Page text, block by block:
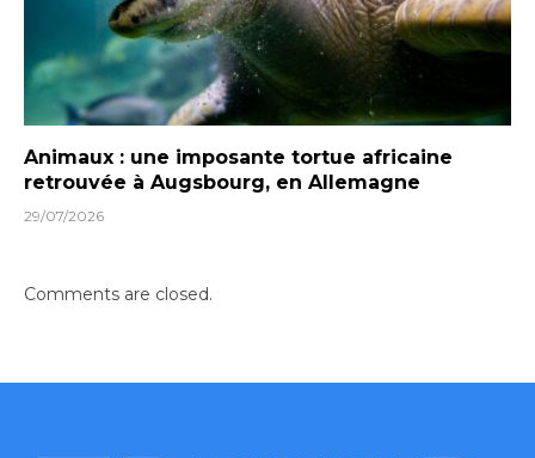
Animaux : une imposante tortue africaine
retrouvée à Augsbourg, en Allemagne
29/07/2026
Comments are closed.